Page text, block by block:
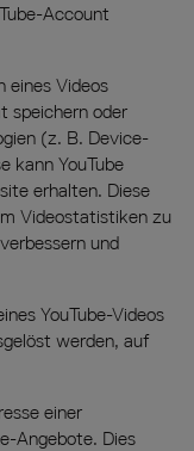
Account
eines Videos
speichern oder
(z. B. Device-
kann YouTube
erhalten. Diese
Videostatistiken zu
und
YouTube-Videos
werden, auf
einer
Angebote. Dies